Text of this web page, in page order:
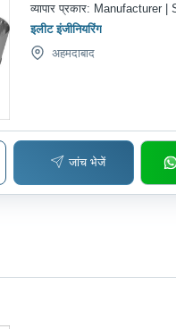
व्यापार प्रकार: Manufacturer |
इलीट इंजीनियरिंग
अहमदाबाद
जांच भेजें